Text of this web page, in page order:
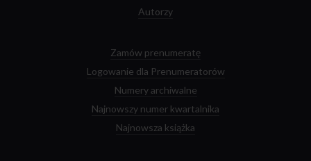
Autorzy
Zamów prenumeratę
Logowanie dla Prenumeratorów
Numery archiwalne
Najnowszy numer kwartalnika
Najnowsza książka